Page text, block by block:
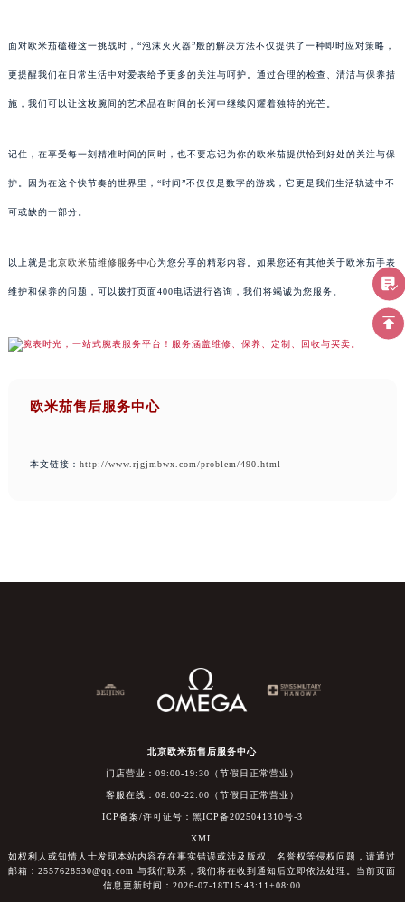
面对欧米茄磕碰这一挑战时，“泡沫灭火器”般的解决方法不仅提供了一种即时应对策略，
更提醒我们在日常生活中对爱表给予更多的关注与呵护。通过合理的检查、清洁与保养措
施，我们可以让这枚腕间的艺术品在时间的长河中继续闪耀着独特的光芒。
记住，在享受每一刻精准时间的同时，也不要忘记为你的欧米茄提供恰到好处的关注与保
护。因为在这个快节奏的世界里，“时间”不仅仅是数字的游戏，它更是我们生活轨迹中不
可或缺的一部分。
以上就是北京欧米茄维修服务中心为您分享的精彩内容。如果您还有其他关于欧米茄手表
维护和保养的问题，可以拨打页面400电话进行咨询，我们将竭诚为您服务。
欧米茄售后服务中心
本文链接： http://www.rjgjmbwx.com/problem/490.html
北京欧米茄售后服务中心
门店营业：09:00-19:30（节假日正常营业）
客服在线：08:00-22:00（节假日正常营业）
ICP备案/许可证号：黑ICP备2025041310号-3
XML
如权利人或知情人士发现本站内容存在事实错误或涉及版权、名誉权等侵权问题，请通过
邮箱：2557628530@qq.com 与我们联系，我们将在收到通知后立即依法处理。当前页面
信息更新时间：2026-07-18T15:43:11+08:00